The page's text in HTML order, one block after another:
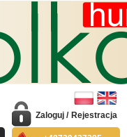
Zaloguj / Rejestracja